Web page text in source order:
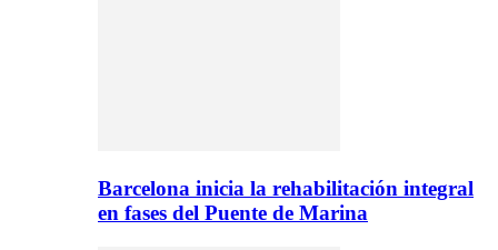
Barcelona inicia la rehabilitación integral
en fases del Puente de Marina